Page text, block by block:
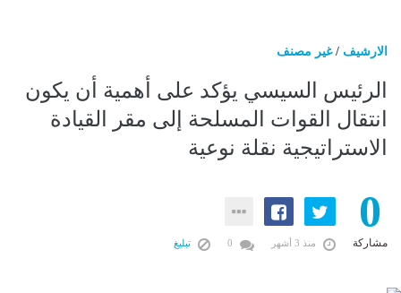
الارشيف /غير مصنف
الرئيس السيسي يؤكد على أهمية أن يكون
انتقال القوات المسلحة إلى مقر القيادة
الاستراتيجية نقلة نوعية
0
مشاركة منذ 3 أشهر تبليغ